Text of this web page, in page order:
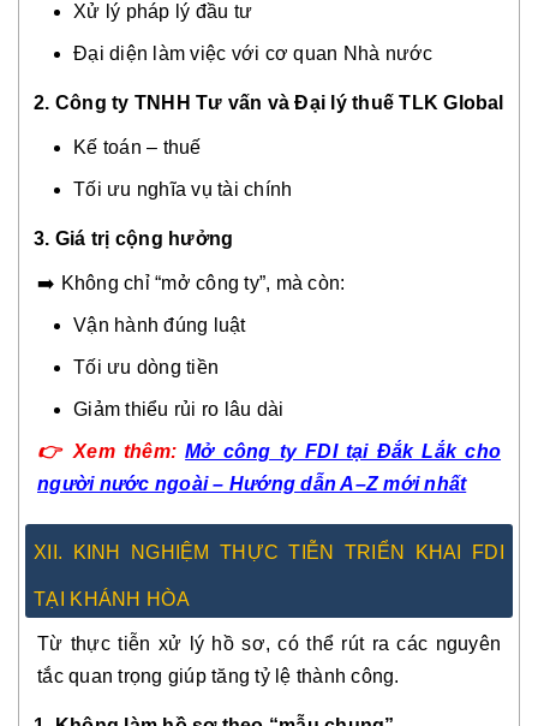
Xử lý pháp lý đầu tư
Đại diện làm việc với cơ quan Nhà nước
2. Công ty TNHH Tư vấn và Đại lý thuế TLK Global
Kế toán – thuế
Tối ưu nghĩa vụ tài chính
3. Giá trị cộng hưởng
➡️ Không chỉ “mở công ty”, mà còn:
Vận hành đúng luật
Tối ưu dòng tiền
Giảm thiểu rủi ro lâu dài
👉 Xem thêm:Mở công ty FDI tại Đắk Lắk cho
người nước ngoài – Hướng dẫn A–Z mới nhất
XII. KINH NGHIỆM THỰC TIỄN TRIỂN KHAI FDI
TẠI KHÁNH HÒA
Từ thực tiễn xử lý hồ sơ, có thể rút ra các nguyên
tắc quan trọng giúp tăng tỷ lệ thành công.